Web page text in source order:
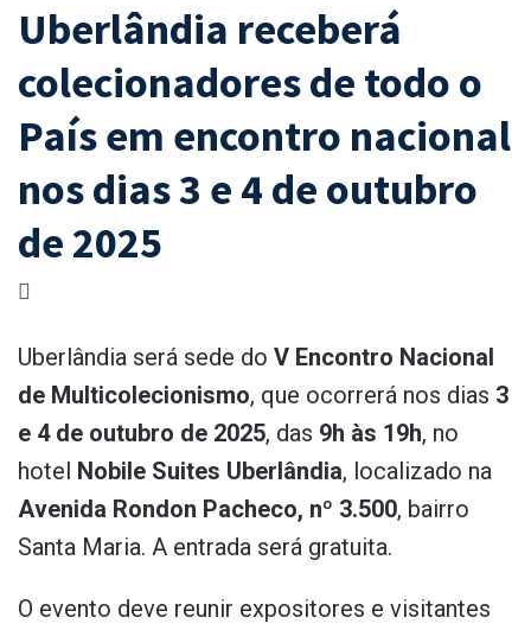
Uberlândia receberá
colecionadores de todo o
País em encontro nacional
nos dias 3 e 4 de outubro
de 2025
Uberlândia será sede do V Encontro Nacional
de Multicolecionismo, que ocorrerá nos dias 3
e 4 de outubro de 2025, das 9h às 19h, no
hotel Nobile Suites Uberlândia, localizado na
Avenida Rondon Pacheco, nº 3.500, bairro
Santa Maria. A entrada será gratuita.
O evento deve reunir expositores e visitantes